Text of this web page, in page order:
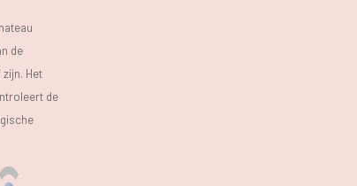
de
Het
de